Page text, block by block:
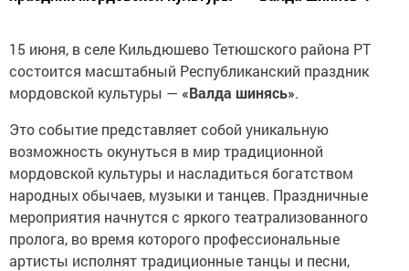
15 июня, в селе Кильдюшево Тетюшского района РТ
состоится масштабный Республиканский праздник
мордовской культуры — «Валда шинясь».
Это событие представляет собой уникальную
возможность окунуться в мир традиционной
мордовской культуры и насладиться богатством
народных обычаев, музыки и танцев. Праздничные
мероприятия начнутся с яркого театрализованного
пролога, во время которого профессиональные
артисты исполнят традиционные танцы и песни,